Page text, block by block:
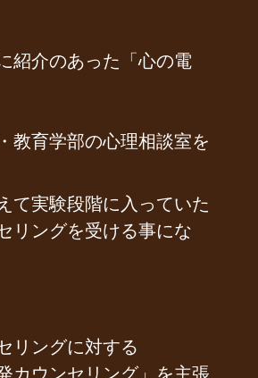
紹介のあった「心の電
教育学部の心理相談室を
て実験段階に入っていた
リングを受ける事にな
リングに対する
カウンセリング」を主張